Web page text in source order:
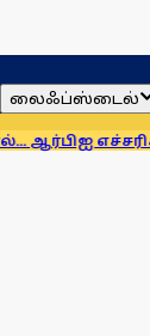
லைஃப்ஸ்டைல்